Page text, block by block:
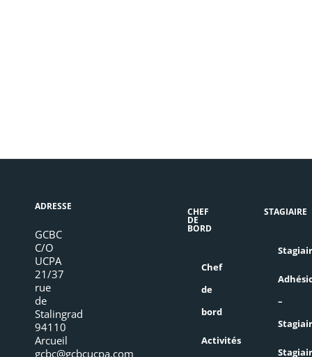
ADRESSE
GCBC
C/O
UCPA
21/37
rue
de
Stalingrad
94110
Arcueil
gcbc@gcbcucpa.com
CHEF
DE
BORD
Chef
de
bord
Activités
STAGIAIRE
–